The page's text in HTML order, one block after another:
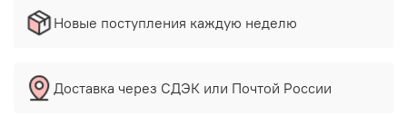
Новые поступления каждую неделю
Доставка через СДЭК или Почтой России